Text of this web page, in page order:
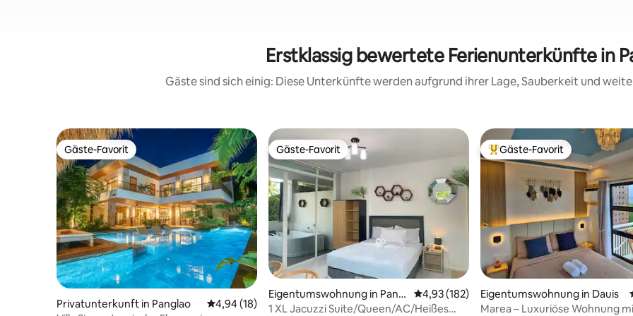
Erstklassig bewertete Ferienunterkünfte in
Gäste sind sich einig: Diese Unterkünfte werden aufgrund ihrer Lage, Sauberkeit und
Gäste-Favorit
Gäste-Favorit
Privatunterkunft in Panglao Durchschnittliche Bewertung: 4,94 von 5, 18 Bewertungen
4,94 (18)
Gäste-Favorit
Gäste-Favorit
Eigentumswohnung in Pangl
ao
Durchschnittliche Bewertung: 4,93 von 5,
4,93 (182)
1 XL Jacuzzi Suite/Queen/AC/Heißes
Beliebter Gäste-Favorit.
Gäste-Favorit
Eigentumswohnung in Dauis
Marea – Luxuriöse Wohnung